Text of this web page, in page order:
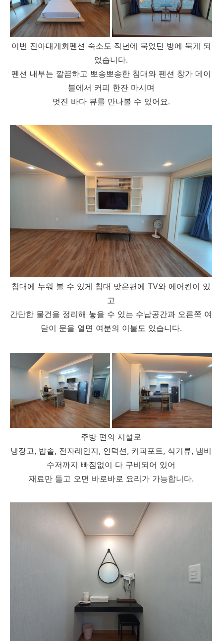
이번 진아대게회펜션 숙소도 작년에 묵었던 방에 묵게 되
었습니다.
펜션 내부는 깔끔하고 뽀송뽀송한 침대와 펜션 창가 데이
블에서 커피 한잔 마시며
멋진 바다 뷰를 만나볼 수 있어요.
침대에 누워 볼 수 있게 침대 맞은편에 TV와 에어컨이 있
고
간단한 물건을 정리해 놓을 수 있는 수납공간과 오른쪽 여
닫이 문을 열면 여분의 이불도 있습니다.
주방 편의 시설로
냉장고, 밥솥, 전자레인지, 인덕션, 커피포트, 식기류, 냄비
수저까지 빠짐없이 다 구비되어 있어
재료만 들고 오면 바로바로 요리가 가능합니다.